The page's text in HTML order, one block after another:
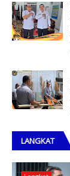
LANGKAT